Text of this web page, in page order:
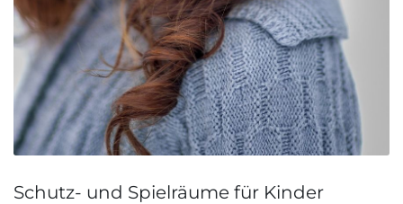
Schutz- und Spielräume für Kinder